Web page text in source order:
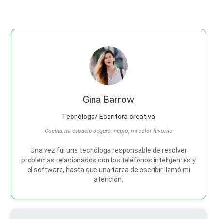
Gina Barrow
Tecnóloga/ Escritora creativa
Cocina, mi espacio seguro; negro, mi color favorito
Una vez fui una tecnóloga responsable de resolver
problemas relacionados con los teléfonos inteligentes y
el software, hasta que una tarea de escribir llamó mi
atención.